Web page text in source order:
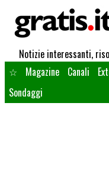
Notizie interessanti,
☆
Magazine Canali
Sondaggi